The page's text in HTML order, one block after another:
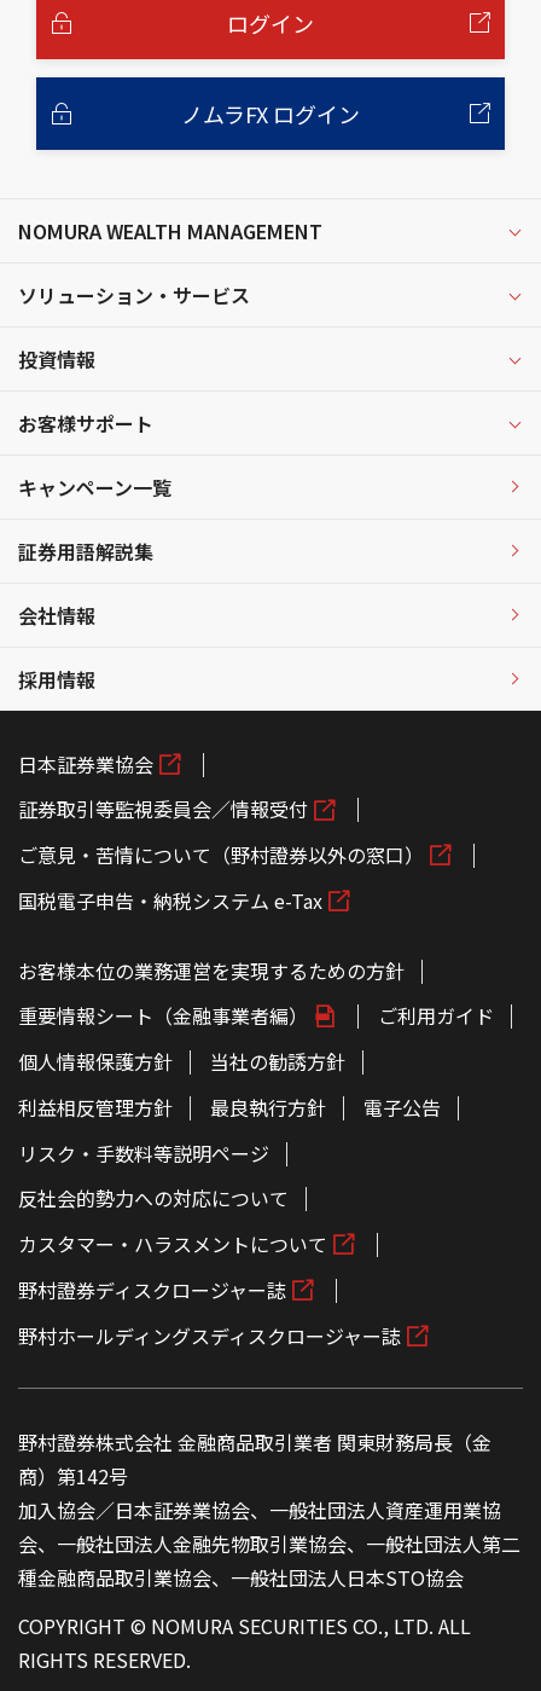
ログイン
ノムラFX ログイン
NOMURA WEALTH MANAGEMENT
ソリューション・サービス
投資情報
お客様サポート
キャンペーン一覧
証券用語解説集
会社情報
採用情報
日本証券業協会
証券取引等監視委員会／情報受付
ご意見・苦情について（野村證券以外の窓口）
国税電子申告・納税システム e-Tax
お客様本位の業務運営を実現するための方針
重要情報シート（金融事業者編）
ご利用ガイド
個人情報保護方針
当社の勧誘方針
利益相反管理方針
最良執行方針
電子公告
リスク・手数料等説明ページ
反社会的勢力への対応について
カスタマー・ハラスメントについて
野村證券ディスクロージャー誌
野村ホールディングスディスクロージャー誌
野村證券株式会社 金融商品取引業者 関東財務局長（金
商）第142号
加入協会／日本証券業協会、一般社団法人資産運用業協
会、一般社団法人金融先物取引業協会、一般社団法人第二
種金融商品取引業協会、一般社団法人日本STO協会
COPYRIGHT © NOMURA SECURITIES CO., LTD. ALL
RIGHTS RESERVED.